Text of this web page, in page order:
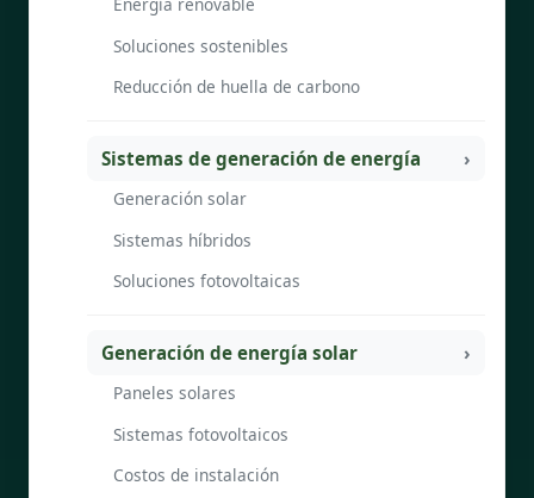
Energía renovable
Soluciones sostenibles
Reducción de huella de carbono
Sistemas de generación de energía
Generación solar
Sistemas híbridos
Soluciones fotovoltaicas
Generación de energía solar
Paneles solares
Sistemas fotovoltaicos
Costos de instalación